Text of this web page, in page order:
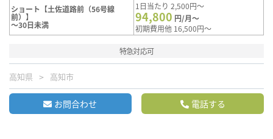
ショート【土佐道路前（56号線
前）】
～30日未満
1日当たり 2,500円～
94,800 円/月～
初期費用他 16,500円～
特急対応可
高知県 高知市
お問合わせ 電話する